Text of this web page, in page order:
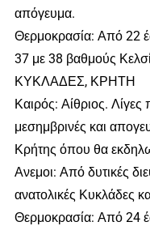
απόγευμα.
Θερμοκρασία: Από 22
37 με 38 βαθμούς
ΚΥΚΛΑΔΕΣ, ΚΡΗΤΗ
Καιρός: Αίθριος. Λίγες
μεσημβρινές και
Κρήτης όπου θα
Ανεμοι: Από δυτικές
ανατολικές Κυκλάδες
Θερμοκρασία: Από 24